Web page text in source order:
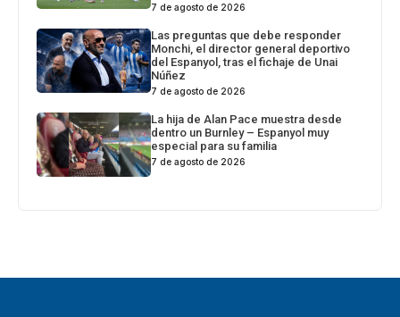
7 de agosto de 2026
Las preguntas que debe responder
Monchi, el director general deportivo
del Espanyol, tras el fichaje de Unai
Núñez
7 de agosto de 2026
La hija de Alan Pace muestra desde
dentro un Burnley – Espanyol muy
especial para su familia
7 de agosto de 2026